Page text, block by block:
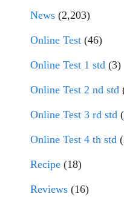
News (2,203)
Online Test (46)
Online Test 1 std (3)
Online Test 2 nd std
Online Test 3 rd std
Online Test 4 th std
Recipe (18)
Reviews (16)